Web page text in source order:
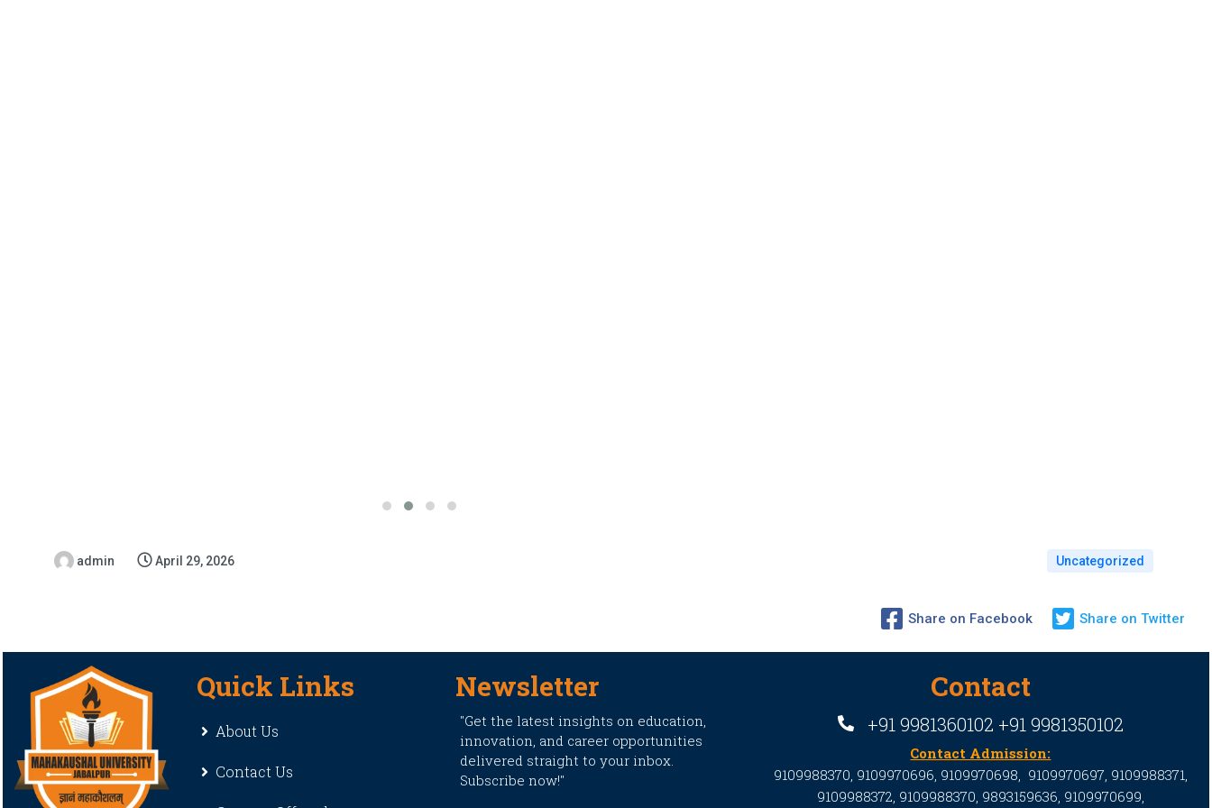
admin April 29, 2026 Uncategorized
Share on Facebook Share on Twitter
Quick Links
About Us
Contact Us
Newsletter
"Get the latest insights on education,
innovation, and career opportunities
delivered straight to your inbox.
Subscribe now!"
Contact
+91 9981360102 +91 9981350102
Contact Admission:
9109988370, 9109970696, 9109970698, 9109970697, 9109988371,
9109988372, 9109988370, 9893159636, 9109970699,